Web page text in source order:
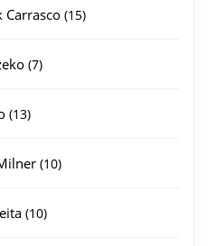
Carrasco 1515
77
1313
1010
1010